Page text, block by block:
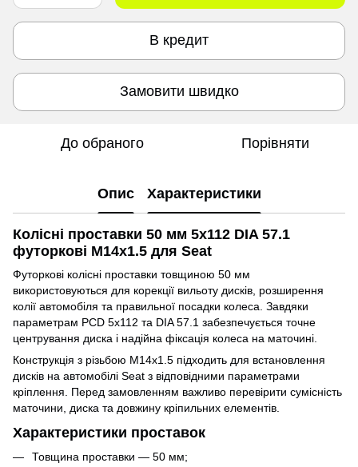
В кредит
Замовити швидко
До обраного Порівняти
Опис Характеристики
Колісні проставки 50 мм 5x112 DIA 57.1
футоркові M14x1.5 для Seat
Футоркові колісні проставки товщиною 50 мм
використовуються для корекції вильоту дисків, розширення
колії автомобіля та правильної посадки колеса. Завдяки
параметрам PCD 5x112 та DIA 57.1 забезпечується точне
центрування диска і надійна фіксація колеса на маточині.
Конструкція з різьбою M14x1.5 підходить для встановлення
дисків на автомобілі Seat з відповідними параметрами
кріплення. Перед замовленням важливо перевірити сумісність
маточини, диска та довжину кріпильних елементів.
Характеристики проставок
Товщина проставки — 50 мм;